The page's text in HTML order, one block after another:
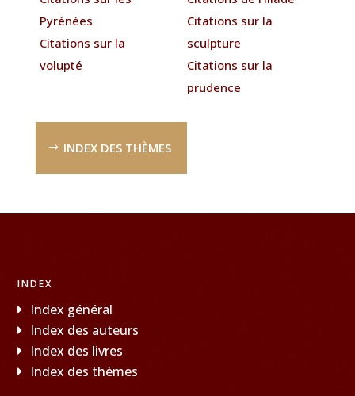
Pyrénées
Citations sur la
volupté
Citations sur la
sculpture
Citations sur la
prudence
INDEX DES THÈMES
INDEX
Index général
Index des auteurs
Index des livres
Index des thèmes